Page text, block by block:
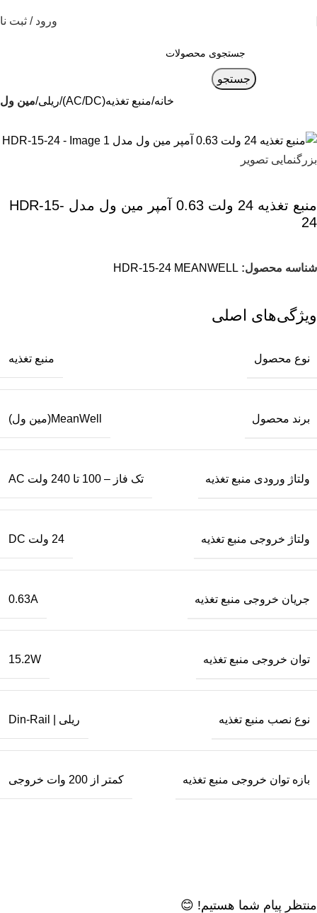
ورود / ثبت
جستجو
خانه منبع تغذیه(AC/DC) ریلی مین ول
بزرگنمایی تصویر
منبع تغذیه 24 ولت 0.63 آمپر مین ول مدل HDR-15-
24
شناسه محصول: HDR-15-24 MEANWELL
ویژگی‌های اصلی
نوع محصول منبع تغذیه
برند محصول MeanWell(مین ول)
ولتاژ ورودی منبع تغذیه تک فاز – 100 تا 240 ولت AC
ولتاژ خروجی منبع تغذیه 24 ولت DC
جریان خروجی منبع تغذیه 0.63A
توان خروجی منبع تغذیه 15.2W
نوع نصب منبع تغذیه ریلی | Din-Rail
بازه توان خروجی منبع تغذیه کمتر از 200 وات خروجی
منتظر پیام شما هستیم! 😊